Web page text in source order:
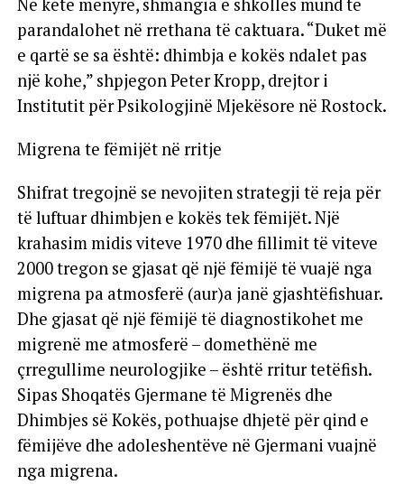
Në këtë mënyrë, shmangia e shkollës mund të
parandalohet në rrethana të caktuara. “Duket më
e qartë se sa është: dhimbja e kokës ndalet pas
një kohe,” shpjegon Peter Kropp, drejtor i
Institutit për Psikologjinë Mjekësore në Rostock.
Migrena te fëmijët në rritje
Shifrat tregojnë se nevojiten strategji të reja për
të luftuar dhimbjen e kokës tek fëmijët. Një
krahasim midis viteve 1970 dhe fillimit të viteve
2000 tregon se gjasat që një fëmijë të vuajë nga
migrena pa atmosferë (aur)a janë gjashtëfishuar.
Dhe gjasat që një fëmijë të diagnostikohet me
migrenë me atmosferë – domethënë me
çrregullime neurologjike – është rritur tetëfish.
Sipas Shoqatës Gjermane të Migrenës dhe
Dhimbjes së Kokës, pothuajse dhjetë për qind e
fëmijëve dhe adoleshentëve në Gjermani vuajnë
nga migrena.